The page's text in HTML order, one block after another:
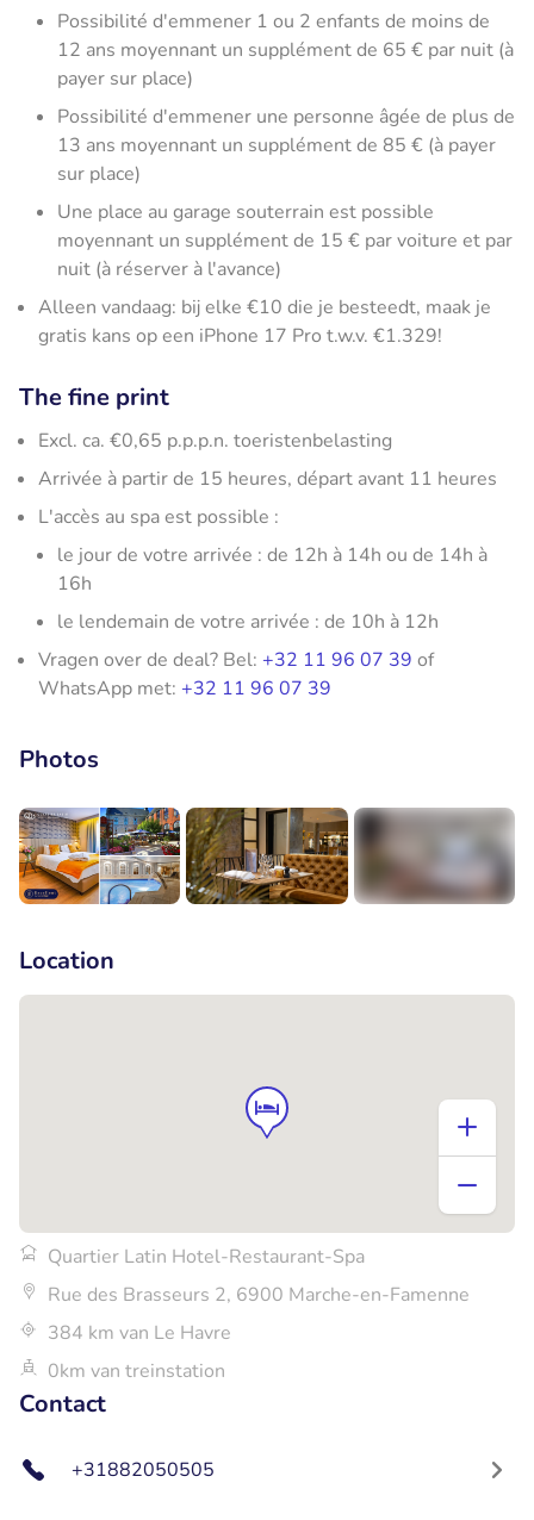
Possibilité d'emmener 1 ou 2 enfants de moins de
12 ans moyennant un supplément de 65 € par nuit (à
payer sur place)
Possibilité d'emmener une personne âgée de plus de
13 ans moyennant un supplément de 85 € (à payer
sur place)
Une place au garage souterrain est possible
moyennant un supplément de 15 € par voiture et par
nuit (à réserver à l'avance)
Alleen vandaag: bij elke €10 die je besteedt, maak je
gratis kans op een iPhone 17 Pro t.w.v. €1.329!
The fine print
Excl. ca. €0,65 p.p.p.n. toeristenbelasting
Arrivée à partir de 15 heures, départ avant 11 heures
L'accès au spa est possible :
le jour de votre arrivée : de 12h à 14h ou de 14h à
16h
le lendemain de votre arrivée : de 10h à 12h
Vragen over de deal? Bel: +32 11 96 07 39 of
WhatsApp met: +32 11 96 07 39
Photos
Location
Quartier Latin Hotel-Restaurant-Spa
Rue des Brasseurs 2, 6900 Marche-en-Famenne
384 km van Le Havre
0km van treinstation
Contact
+31882050505